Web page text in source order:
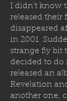
I didn’t know
released their
disappeared
in 2001.
strange fly bit
decided to do
released an
Revelation
another one,